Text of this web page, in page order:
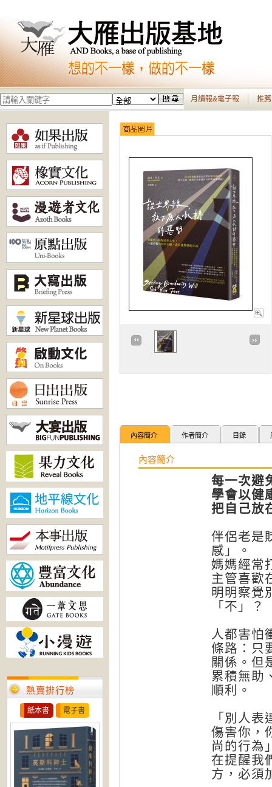
月讀報&電子報 推
熱賣排行榜
紙本書 電子書
內容簡介 作者簡介 目錄
內容簡介
每一次避
學會以健
把自己放
伴侶老是
感」。
媽媽經常
主管喜歡
明明察覺
「不」？
人都害怕
條路：只
關係。但
累積無助
順利。
「別人
傷害你，
尚的行為
在提醒我
方，必須